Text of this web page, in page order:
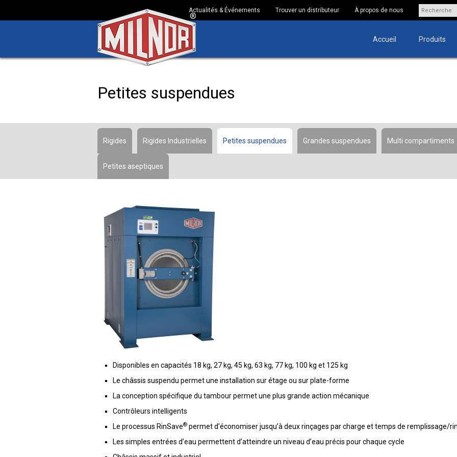
Actualités & Événements Trouver un distributeur À propos de nous
Accueil Produits
Petites suspendues
Rigides Rigides Industrielles Petites suspendues Grandes suspendues Multi compartiments
Petites aseptiques
Disponibles en capacités 18 kg, 27 kg, 45 kg, 63 kg, 77 kg, 100 kg et 125 kg
Le châssis suspendu permet une installation sur étage ou sur plate-forme
La conception spécifique du tambour permet une plus grande action mécanique
Contrôleurs intelligents
Le processus RinSave® permet d’économiser jusqu’à deux rinçages par charge et temps de remplissage/
Les simples entrées d’eau permettent d’atteindre un niveau d’eau précis pour chaque cycle